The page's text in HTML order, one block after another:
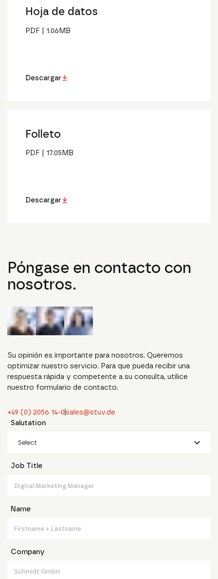
Hoja de datos
PDF 1.06MB
Descargar
Folleto
PDF 17.05 MB
Descargar
Póngase en contacto con
nosotros.
Su opinión es importante para nosotros. Queremos
optimizar nuestro servicio. Para que pueda recibir una
respuesta rápida y competente a su consulta, utilice
nuestro formulario de contacto.
+49 (0) 2056 14-0sales@stuv.de
Salutation
Select
Job Title
Name
Company